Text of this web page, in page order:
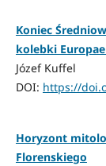
Koniec
kolebki
Józef Kuffel
DOI: https://
Horyzont
Florenskiego